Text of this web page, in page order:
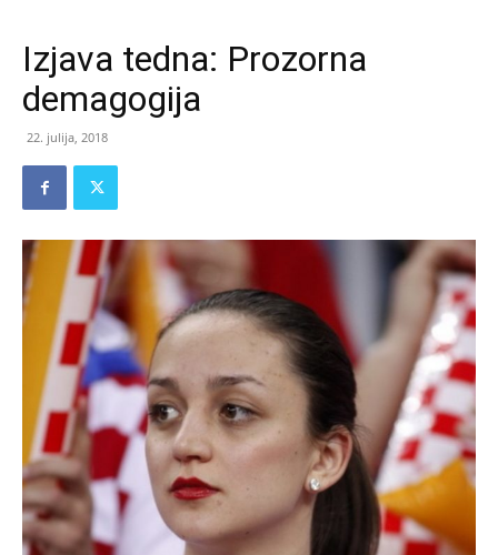
Izjava tedna: Prozorna
demagogija
22. julija, 2018